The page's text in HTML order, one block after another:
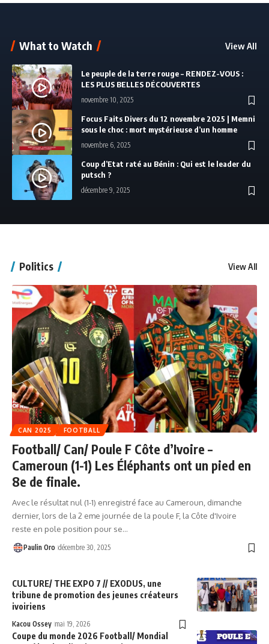
What to Watch View All
Le peuple de la terre rouge – RENDEZ-VOUS :
LES PLUS BELLES DÉCOUVERTES
novembre 10, 2025
Focus Faits Divers du 12 novembre 2025 | Memni
sous le choc : mort mystérieuse d’un homme
novembre 6, 2025
Coup d’Etat raté au Bénin : Qui est le leader du
putsch ?
décembre 9, 2025
Politics View All
CAN 2025 FOOTBALL
Football/ Can/ Poule F Côte d’Ivoire –
Cameroun (1-1) Les Éléphants ont un pied en
8e de finale.
Avec le résultat nul (1-1) enregistré face au Cameroun, dimanche
dernier, lors de la 2 eme journée de la poule F, la Côte d'Ivoire
reste en pole position pour se…
Paulin Oro décembre 30, 2025
CULTURE/ THE EXPO 7 // EXODUS, une
tribune de promotion des jeunes créateurs
ivoiriens
Kacou Ossey mai 19, 2026
Coupe du monde 2026 Football/ Mondial